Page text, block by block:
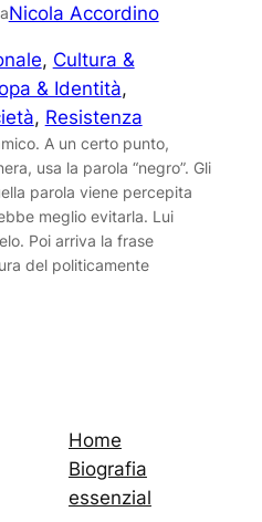
Nicola Accordino
, Cultura &
& Identità
, Resistenza
A un certo punto,
usa la parola “negro”. Gli
parola viene percepita
meglio evitarla. Lui
Poi arriva la frase
del politicamente
Home
Biografia
essenzial